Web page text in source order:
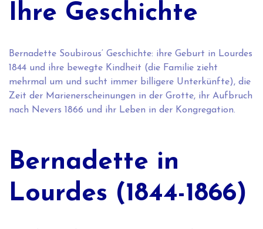
Ihre Geschichte
Bernadette Soubirous‘ Geschichte: ihre Geburt in Lourdes
1844 und ihre bewegte Kindheit (die Familie zieht
mehrmal um und sucht immer billigere Unterkünfte), die
Zeit der Marienerscheinungen in der Grotte, ihr Aufbruch
nach Nevers 1866 und ihr Leben in der Kongregation.
Bernadette in
Lourdes (1844-1866)